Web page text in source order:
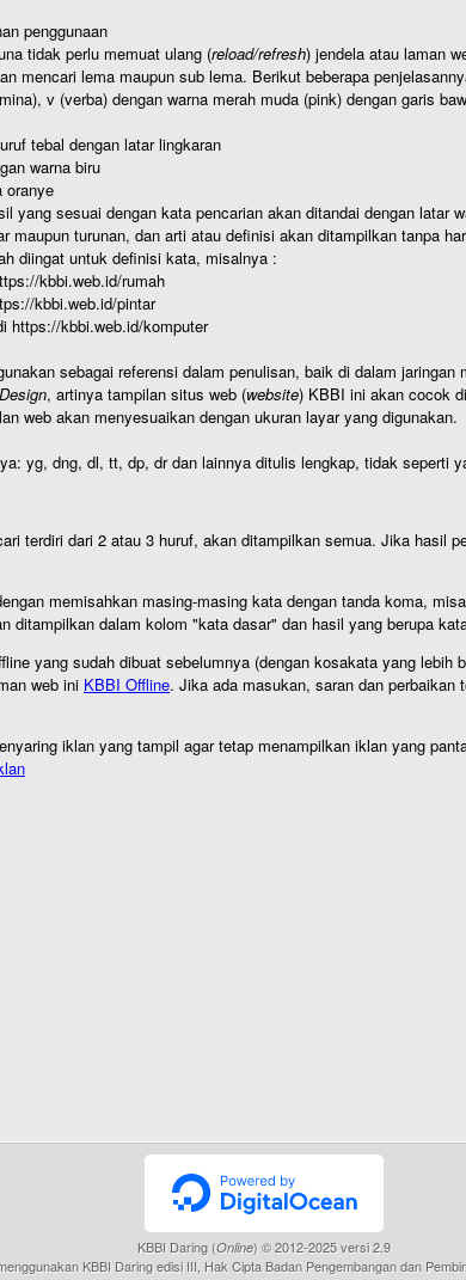
penggunaan
tidak perlu memuat ulang (reload/refresh) jendela atau laman
mencari lema maupun sub lema. Berikut beberapa
v (verba) dengan warna merah muda (pink) dengan garis
tebal dengan latar lingkaran
warna biru
oranye
yang sesuai dengan kata pencarian akan ditandai dengan latar
maupun turunan, dan arti atau definisi akan ditampilkan tanpa
diingat untuk definisi kata, misalnya :
kbbi.web.id/rumah
kbbi.web.id/pintar
https://kbbi.web.id/komputer
sebagai referensi dalam penulisan, baik di dalam jaringan
, artinya tampilan situs web (website) KBBI ini akan cocok
web akan menyesuaikan dengan ukuran layar yang digunakan.
yg, dng, dl, tt, dp, dr dan lainnya ditulis lengkap, tidak seperti
terdiri dari 2 atau 3 huruf, akan ditampilkan semua. Jika hasil
memisahkan masing-masing kata dengan tanda koma,
ditampilkan dalam kolom "kata dasar" dan hasil yang berupa
yang sudah dibuat sebelumnya (dengan kosakata yang
web ini KBBI Offline. Jika ada masukan, saran dan
iklan yang tampil agar tetap menampilkan iklan yang
KBBI Daring (Online) © 2012-2025 versi 2.9
KBBI Daring edisi III, Hak Cipta Badan Pengembangan dan